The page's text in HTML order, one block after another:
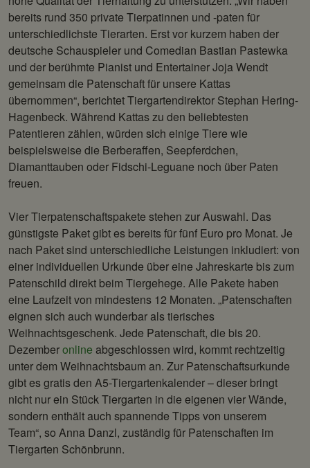
bereits rund 350 private Tierpatinnen und -paten für
unterschiedlichste Tierarten. Erst vor kurzem haben der
deutsche Schauspieler und Comedian Bastian Pastewka
und der berühmte Pianist und Entertainer Joja Wendt
gemeinsam die Patenschaft für unsere Kattas
übernommen“, berichtet Tiergartendirektor Stephan Hering-
Hagenbeck. Während Kattas zu den beliebtesten
Patentieren zählen, würden sich einige Tiere wie
beispielsweise die Berberaffen, Seepferdchen,
Diamanttauben oder Fidschi-Leguane noch über Paten
freuen.
Vier Tierpatenschaftspakete stehen zur Auswahl. Das
günstigste Paket gibt es bereits für fünf Euro pro Monat. Je
nach Paket sind unterschiedliche Leistungen inkludiert: von
einer individuellen Urkunde über eine Jahreskarte bis zum
Patenschild direkt beim Tiergehege. Alle Pakete haben
eine Laufzeit von mindestens 12 Monaten. „Patenschaften
eignen sich auch wunderbar als tierisches
Weihnachtsgeschenk. Jede Patenschaft, die bis 20.
Dezemberonline abgeschlossen wird, kommt rechtzeitig
unter dem Weihnachtsbaum an. Zur Patenschaftsurkunde
gibt es gratis den A5-Tiergartenkalender – dieser bringt
nicht nur ein Stück Tiergarten in die eigenen vier Wände,
sondern enthält auch spannende Tipps von unserem
Team“, so Anna Danzl, zuständig für Patenschaften im
Tiergarten Schönbrunn.